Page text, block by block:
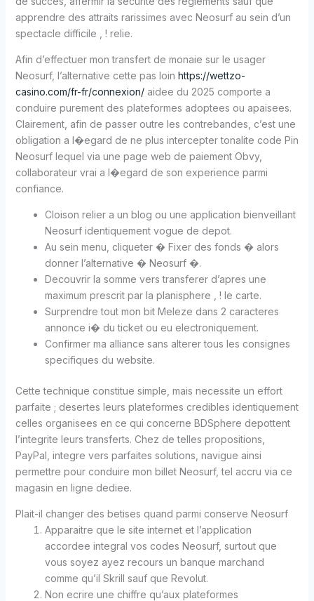
apprendre des attraits rarissimes avec Neosurf au sein d’un
spectacle difficile , ! relie.
Afin d’effectuer mon transfert de monaie sur le usager
Neosurf, l’alternative cette pas loin https://wettzo-
casino.com/fr-fr/connexion/aidee du 2025 comporte a
conduire purement des plateformes adoptees ou apaisees.
Clairement, afin de passer outre les contrebandes, c’est une
obligation a l�egard de ne plus intercepter tonalite code Pin
Neosurf lequel via une page web de paiement Obvy,
collaborateur vrai a l�egard de son experience parmi
confiance.
Cloison relier a un blog ou une application bienveillant
Neosurf identiquement vogue de depot.
Au sein menu, cliqueter � Fixer des fonds � alors
donner l’alternative � Neosurf �.
Decouvrir la somme vers transferer d’apres une
maximum prescrit par la planisphere , ! le carte.
Surprendre tout mon bit Meleze dans 2 caracteres
annonce i� du ticket ou eu electroniquement.
Confirmer ma alliance sans alterer tous les consignes
specifiques du website.
Cette technique constitue simple, mais necessite un effort
parfaite ; desertes leurs plateformes credibles identiquement
celles organisees en ce qui concerne BDSphere depottent
l’integrite leurs transferts. Chez de telles propositions,
PayPal, integre vers parfaites solutions, navigue ainsi
permettre pour conduire mon billet Neosurf, tel accru via ce
magasin en ligne dediee.
Plait-il changer des betises quand parmi conserve Neosurf
Apparaitre que le site internet et l’application
accordee integral vos codes Neosurf, surtout que
vous soyez ayez recours un banque marchand
comme qu’il Skrill sauf que Revolut.
Non ecrire une chiffre qu’aux plateformes